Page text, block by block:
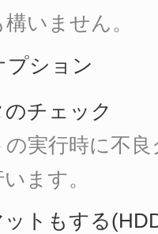
いません。
プション
チェック
の実行時に不
ます。
トもする